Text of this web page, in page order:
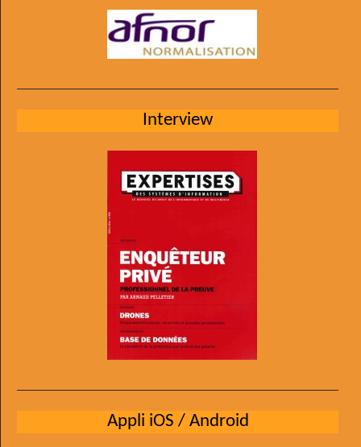
Interview
Appli iOS / Android